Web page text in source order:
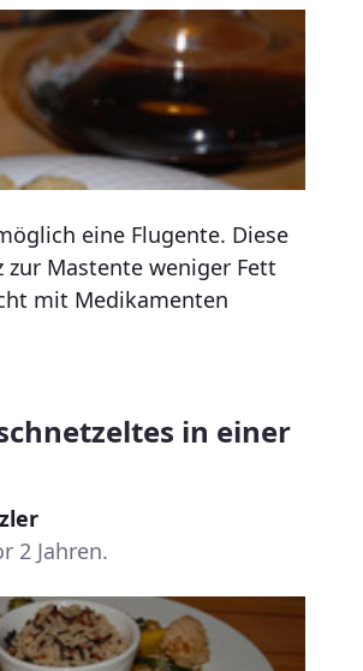
eine Flugente. Diese
zur Mastente weniger Fett
mit Medikamenten
in einer
2 Jahren.